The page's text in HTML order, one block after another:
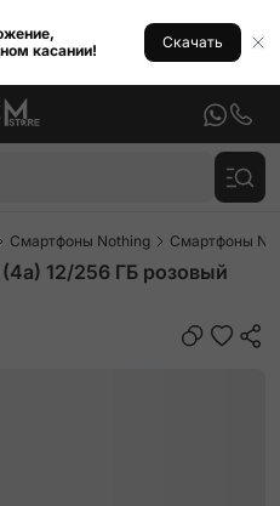
касании!
Скачать
Смартфоны Nothing Смартфоны
12/256 ГБ розовый